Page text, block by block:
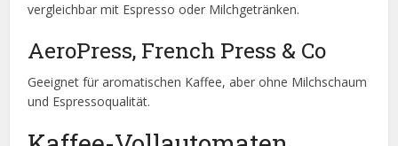
vergleichbar mit Espresso oder Milchgetränken.
AeroPress, French Press & Co
Geeignet für aromatischen Kaffee, aber ohne Milchschaum
und Espressoqualität.